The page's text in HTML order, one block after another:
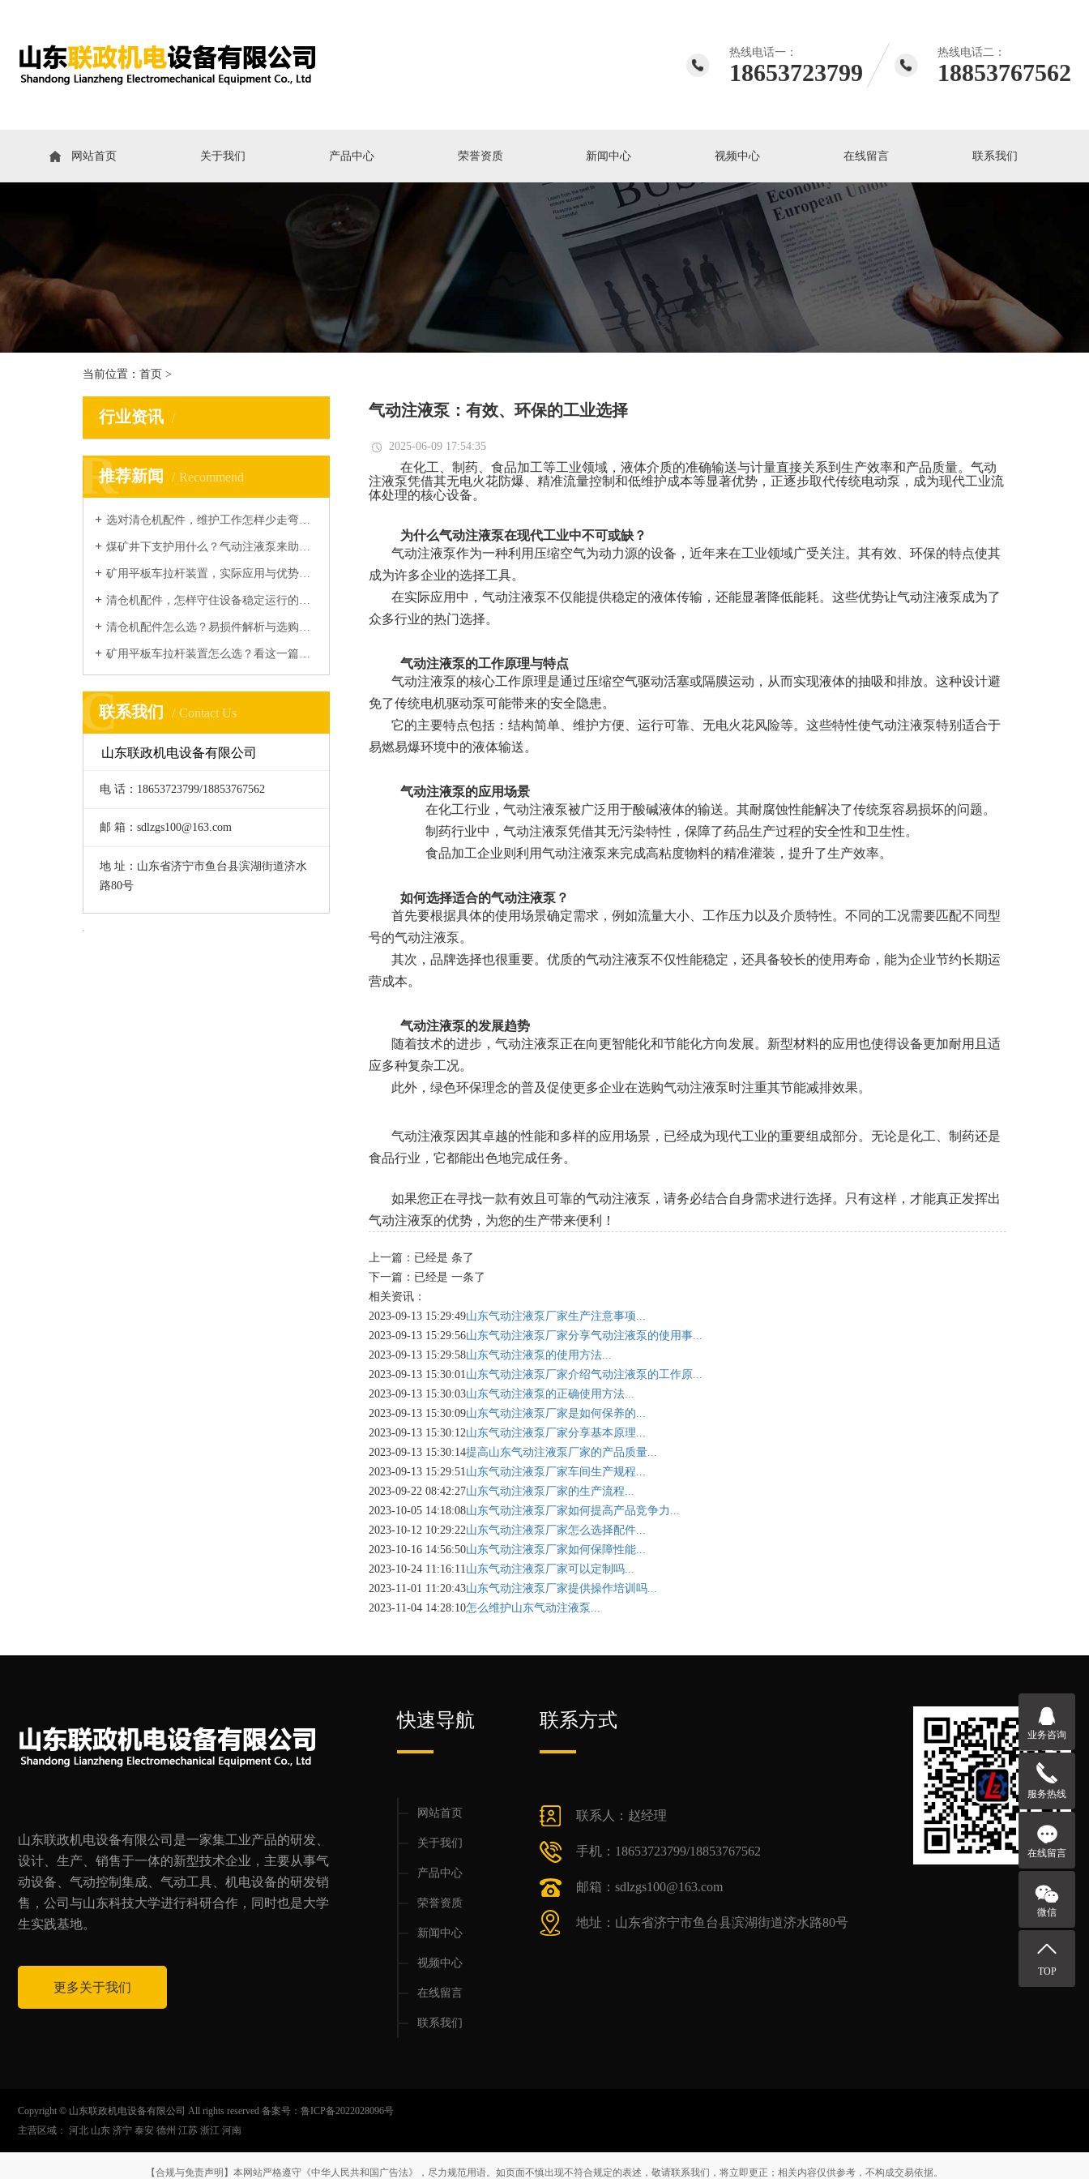
热线电话一：
18653723799
热线电话二：
18853767562
网站首页 关于我们 产品中心 荣誉资质 新闻中心 视频中心 在线留言 联系我们
当前位置： 首页 >
行业资讯
推荐新闻 Recommend
R
R
选对清仓机配件，维护工作怎样少走弯路？...
煤矿井下支护用什么？气动注液泵来助力...
矿用平板车拉杆装置，实际应用与优势你了解多少？...
清仓机配件，怎样守住设备稳定运行的底线？...
清仓机配件怎么选？易损件解析与选购指南...
矿用平板车拉杆装置怎么选？看这一篇就够...
联系我们 Contact Us
C
C
山东联政机电设备有限公司
电 话：18653723799/18853767562
邮 箱：sdlzgs100@163.com
地 址：山东省济宁市鱼台县滨湖街道济水
路80号
气动注液泵：有效、环保的工业选择
2025-06-09 17:54:35
在化工、制药、食品加工等工业领域，液体介质的准确输送与计量直接关系到生产效率和产品质量。气动
注液泵凭借其无电火花防爆、精准流量控制和低维护成本等显著优势，正逐步取代传统电动泵，成为现代工业流
体处理的核心设备。
为什么气动注液泵在现代工业中不可或缺？
气动注液泵作为一种利用压缩空气为动力源的设备，近年来在工业领域广受关注。其有效、环保的特点使其
成为许多企业的选择工具。
在实际应用中，气动注液泵不仅能提供稳定的液体传输，还能显著降低能耗。这些优势让气动注液泵成为了
众多行业的热门选择。
气动注液泵的工作原理与特点
气动注液泵的核心工作原理是通过压缩空气驱动活塞或隔膜运动，从而实现液体的抽吸和排放。这种设计避
免了传统电机驱动泵可能带来的安全隐患。
它的主要特点包括：结构简单、维护方便、运行可靠、无电火花风险等。这些特性使气动注液泵特别适合于
易燃易爆环境中的液体输送。
气动注液泵的应用场景
在化工行业，气动注液泵被广泛用于酸碱液体的输送。其耐腐蚀性能解决了传统泵容易损坏的问题。
制药行业中，气动注液泵凭借其无污染特性，保障了药品生产过程的安全性和卫生性。
食品加工企业则利用气动注液泵来完成高粘度物料的精准灌装，提升了生产效率。
如何选择适合的气动注液泵？
首先要根据具体的使用场景确定需求，例如流量大小、工作压力以及介质特性。不同的工况需要匹配不同型
号的气动注液泵。
其次，品牌选择也很重要。优质的气动注液泵不仅性能稳定，还具备较长的使用寿命，能为企业节约长期运
营成本。
气动注液泵的发展趋势
随着技术的进步，气动注液泵正在向更智能化和节能化方向发展。新型材料的应用也使得设备更加耐用且适
应多种复杂工况。
此外，绿色环保理念的普及促使更多企业在选购气动注液泵时注重其节能减排效果。
气动注液泵因其卓越的性能和多样的应用场景，已经成为现代工业的重要组成部分。无论是化工、制药还是
食品行业，它都能出色地完成任务。
如果您正在寻找一款有效且可靠的气动注液泵，请务必结合自身需求进行选择。只有这样，才能真正发挥出
气动注液泵的优势，为您的生产带来便利！
上一篇：已经是 条了
下一篇：已经是 一条了
相关资讯：
2023-09-13 15:29:49山东气动注液泵厂家生产注意事项...
2023-09-13 15:29:56山东气动注液泵厂家分享气动注液泵的使用事...
2023-09-13 15:29:58山东气动注液泵的使用方法...
2023-09-13 15:30:01山东气动注液泵厂家介绍气动注液泵的工作原...
2023-09-13 15:30:03山东气动注液泵的正确使用方法...
2023-09-13 15:30:09山东气动注液泵厂家是如何保养的...
2023-09-13 15:30:12山东气动注液泵厂家分享基本原理...
2023-09-13 15:30:14提高山东气动注液泵厂家的产品质量...
2023-09-13 15:29:51山东气动注液泵厂家车间生产规程...
2023-09-22 08:42:27山东气动注液泵厂家的生产流程...
2023-10-05 14:18:08山东气动注液泵厂家如何提高产品竞争力...
2023-10-12 10:29:22山东气动注液泵厂家怎么选择配件...
2023-10-16 14:56:50山东气动注液泵厂家如何保障性能...
2023-10-24 11:16:11山东气动注液泵厂家可以定制吗...
2023-11-01 11:20:43山东气动注液泵厂家提供操作培训吗...
2023-11-04 14:28:10怎么维护山东气动注液泵...
山东联政机电设备有限公司是一家集工业产品的研发、
设计、生产、销售于一体的新型技术企业，主要从事气
动设备、气动控制集成、气动工具、机电设备的研发销
售，公司与山东科技大学进行科研合作，同时也是大学
生实践基地。
更多关于我们
快速导航
网站首页
关于我们
产品中心
荣誉资质
新闻中心
视频中心
在线留言
联系我们
联系方式
联系人：赵经理
手机：18653723799/18853767562
邮箱：sdlzgs100@163.com
地址：山东省济宁市鱼台县滨湖街道济水路80号
Copyright © 山东联政机电设备有限公司 All rights reserved 备案号： 鲁ICP备2022028096号
主营区域： 河北 山东 济宁 泰安 德州 江苏 浙江 河南
业务咨询
服务热线
在线留言
微信
TOP
【合规与免责声明】本网站严格遵守《中华人民共和国广告法》，尽力规范用语。如页面不慎出现不符合规定的表述，敬请联系我们，将立即更正；相关内容仅供参考，不构成交易依据。